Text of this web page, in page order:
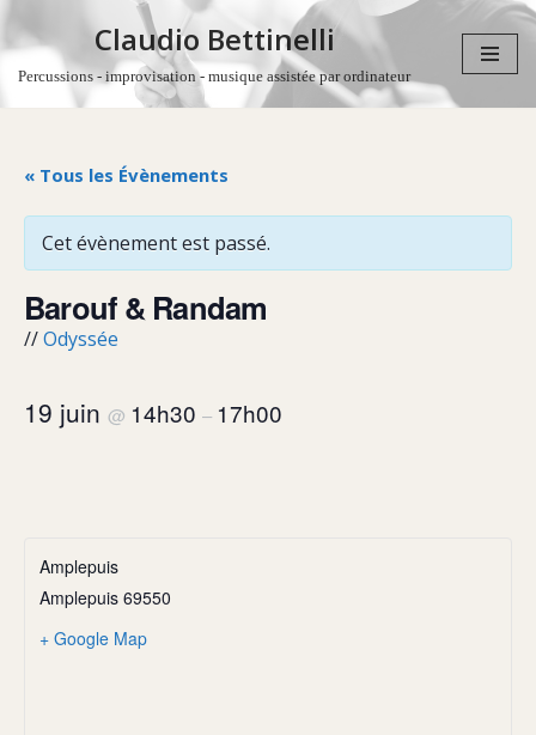
Aller
Claudio Bettinelli
Percussions - improvisation - musique assistée par ordinateur
« Tous les Évènements
Cet évènement est passé.
Barouf & Randam
//Odyssée
19 juin @ 14h30 – 17h00
Amplepuis
Amplepuis 69550
+ Google Map